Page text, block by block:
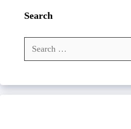
Search
Search
for: